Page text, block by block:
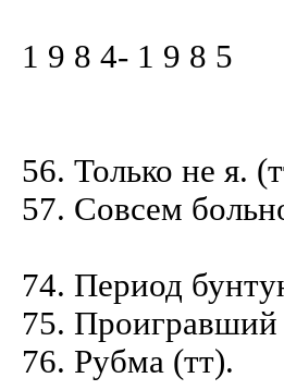
1 9 8 4- 1 9 8 5
56. Только не я.
57. Совсем
74. Период
75. Проигравший
76. Рубма (тт).